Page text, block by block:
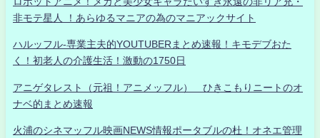
非モテ星人 ！あらゆるマニアの為のマニアックサイト
ハルッフル-専業主夫的YOUTUBERまとめ速報！キモデブおた
く！初老人の介護生活！激動の1750日
アニゲタレスト（元祖！アニメッフル） ひきこもりニートのオ
ナベ的まとめ速報
火浦のシネマッフル映画NEWS情報ポータブルの杜！オネエ管理